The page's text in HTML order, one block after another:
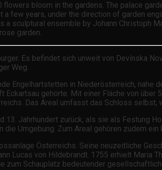
flowers bloom in the gardens. The palace
few years, under the direction of garden
sculptural ensemble by Johann Christoph
garden.
Es befindet sich unweit von Devínska
Weg.
Engelhartstetten in Niederösterreich, nahe
Eckartsau gehörte. Mit einer Fläche von
Das Areal umfasst das Schloss
13. Jahrhundert zurück, als sie als Festung
die Umgebung. Zum Areal gehören zudem
Österreichs. Seine neuzeitliche
Lucas von Hildebrandt. 1755 erhielt Maria
zum Schauplatz bedeutender